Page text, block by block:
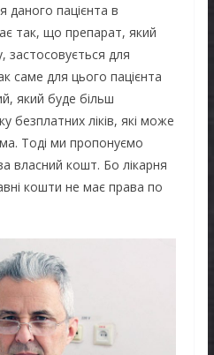
даного пацієнта в
так, що препарат, який
застосовується для
саме для цього пацієнта
який буде більш
безплатних ліків, які може
Тоді ми пропонуємо
власний кошт. Бо лікарня
кошти не має права по